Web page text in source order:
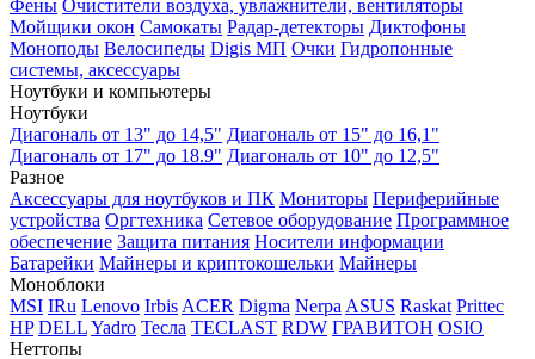
Фены Очистители воздуха, увлажнители, вентиляторы
Мойщики окон Самокаты Радар-детекторы Диктофоны
Моноподы Велосипеды Digis МП Очки Гидропонные
системы, аксессуары
Ноутбуки и компьютеры
Ноутбуки
Диагональ от 13" до 14,5" Диагональ от 15" до 16,1"
Диагональ от 17" до 18.9" Диагональ от 10" до 12,5"
Разное
Аксессуары для ноутбуков и ПК Мониторы Периферийные
устройства Оргтехника Сетевое оборудование Программное
обеспечение Защита питания Носители информации
Батарейки Майнеры и криптокошельки Майнеры
Моноблоки
MSI IRu Lenovo Irbis ACER Digma Nerpa ASUS Raskat Prittec
HP DELLYadro Тесла TECLAST RDW ГРАВИТОН OSIO
Неттопы